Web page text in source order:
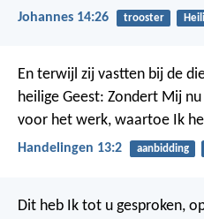
Johannes 14:26 trooster
En terwijl zij vastten bij de
heilige Geest: Zondert Mij
voor het werk, waartoe Ik
Handelingen 13:2 aanbidding
Dit heb Ik tot u gesproken,